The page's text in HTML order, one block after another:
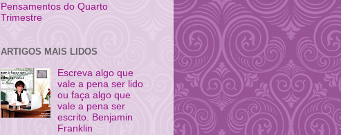
Pensamentos do Quarto
Trimestre
ARTIGOS MAIS LIDOS
Escreva algo que
vale a pena ser lido
ou faça algo que
vale a pena ser
escrito. Benjamin
Franklin